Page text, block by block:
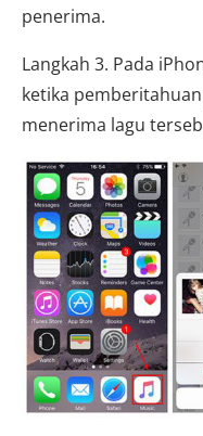
penerima.
Langkah 3. Pada
ketika
menerima lagu